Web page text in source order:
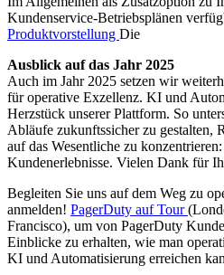
Kundenservice-Betriebsplänen
Produktvorstellung Die
Ausblick auf das Jahr 2025
Auch im Jahr 2025 setzen wir
für operative Exzellenz. KI und
Herzstück unserer Plattform. So
Abläufe zukunftssicher zu gestalten,
auf das Wesentliche zu
Kundenerlebnisse. Vielen Dank für
Begleiten Sie uns auf dem Weg zu
anmelden! PagerDuty auf Tour
Francisco), um von PagerDuty
Einblicke zu erhalten, wie man
KI und Automatisierung erreichen